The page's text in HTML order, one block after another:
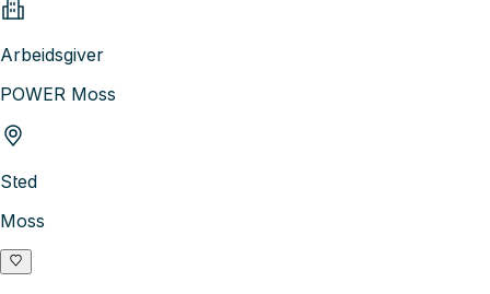
Arbeidsgiver
POWER Moss
Sted
Moss